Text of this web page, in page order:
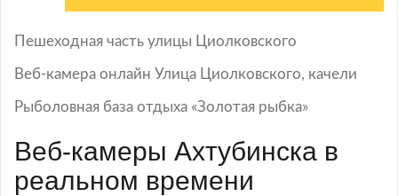
Пешеходная часть улицы Циолковского
Веб-камера онлайн Улица Циолковского, качели
Рыболовная база отдыха «Золотая рыбка»
Веб-камеры Ахтубинска в
реальном времени